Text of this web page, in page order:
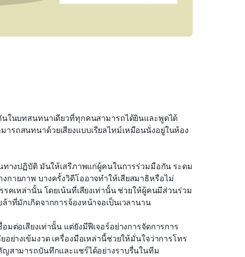
ในบทสนทนาเดียวที่ทุกคนสามารถได้ยินและพูดได้
ถสนทนาด้วยเสียงแบบเรียลไทม์เหมือนนั่งอยู่ในห้อง
ทางปฏิบัติ มันให้เสรีภาพแก่ผู้คนในการร่วมมือกัน ระดม
กายภาพ บางครั้งวิดีโออาจทำให้เสียสมาธิหรือไม่
คเหล่านั้น โดยเน้นที่เสียงเท่านั้น ช่วยให้ผู้คนมีส่วนร่วม
าที่มักเกิดจากการจ้องหน้าจอเป็นเวลานาน
ต่อเสียงเท่านั้น แต่ยังมีฟีเจอร์อย่างการจัดการการ
ย่างเข้มงวด เครื่องมือเหล่านี้ช่วยให้มั่นใจว่าการโทร
ญสามารถบันทึกและแชร์ได้อย่างราบรื่นในทีม